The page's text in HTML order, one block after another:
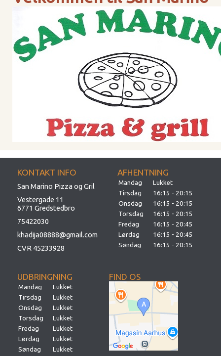
KONTAKT INFO
San Marino Pizza og Gril
Vestergade 11
6771 Gredstedbro
75422030
khadija08888@gmail.com
CVR 45233928
AFHENTNING
Mandag
Lukket
Tirsdag
16:15 - 20:15
Onsdag
16:15 - 20:15
Torsdag
16:15 - 20:15
Fredag
16:15 - 20:45
Lørdag
16:15 - 20:45
Søndag
16:15 - 20:15
UDBRINGNING
Mandag
Lukket
Tirsdag
Lukket
Onsdag
Lukket
Torsdag
Lukket
Fredag
Lukket
Lørdag
Lukket
Søndag
Lukket
FIND OS